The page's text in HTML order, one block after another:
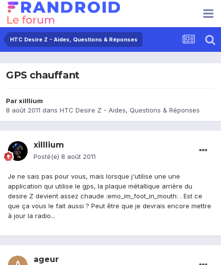
HTC Desire Z - Aides, Questions & Réponses
GPS chauffant
Parxilllium
8 août 2011 dans HTC Desire Z - Aides, Questions & Réponses
xilllium
Posté(e) 8 août 2011
Je ne sais pas pour vous, mais lorsque j'utilise une une
application qui utilise le gps, la plaque métallique arrière du
desire Z devient assez chaude :emo_im_foot_in_mouth: . Est ce
que ça vous le fait aussi ? Peut être que je devrais encore mettre
à jour la radio...
ageur